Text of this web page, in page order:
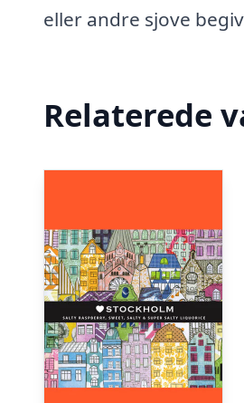
eller andre sjove
Relaterede